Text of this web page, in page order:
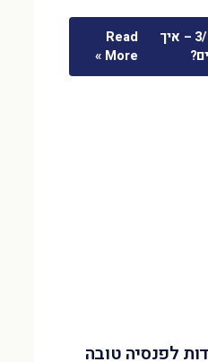
חזק בעו״ש 3/8/2026 – איך
Read
More »
לפנסיה טובה